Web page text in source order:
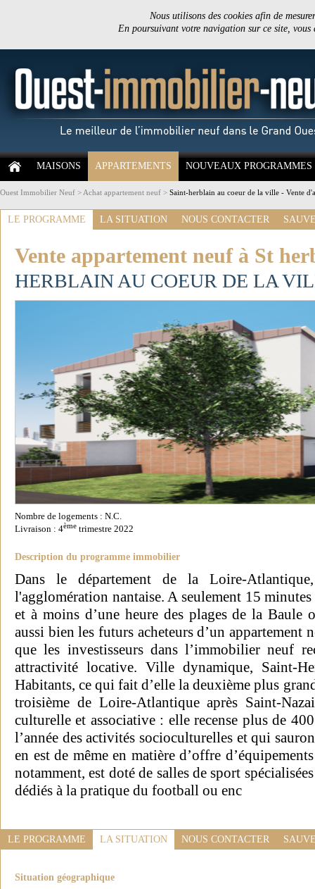
Nous utilisons des cookies afin de
En poursuivant votre navigation sur ce site,
MAISONS APPARTEMENTS NOUVEAUX PROGRAMMES
Ouest Immobilier Neuf > Achat appartement neuf > Saint-herblain au coeur de la ville - Vente
LE PROGRAMME LA SITUATION NOUS CONTACTER
Vente appartement neuf à St
HERBLAIN AU COEUR DE LA
Nombre de logements : N.C.
Livraison : 4ème trimestre 2022
Description du programme immobilier
Dans le département de la Loire-
l'agglomération nantaise. A seulement 15
et à moins d’une heure des plages de la Baule
aussi bien les futurs acheteurs d’un appartement
que les investisseurs dans l’immobilier neuf
attractivité locative. Ville dynamique, Saint-
Habitants, ce qui fait d’elle la deuxième plus
troisième de Loire-Atlantique après Saint-
culturelle et associative : elle recense plus de
l’année des activités socioculturelles et qui
en est de même en matière d’offre
notamment, est doté de salles de sport
dédiés à la pratique du football ou enc
LE PROGRAMME LA SITUATION NOUS CONTACTER
Situation géographique